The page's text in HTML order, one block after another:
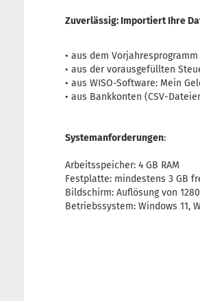
Zuverlässig: Importiert Ihre
• aus dem
• aus der vorausgefüllten
• aus WISO-Software: Mein
• aus Bankkonten (CSV-
Systemanforderungen:
Arbeitsspeicher: 4 GB RAM
Festplatte: mindestens 3 GB
Bildschirm: Auflösung von
Betriebssystem: Windows 11,